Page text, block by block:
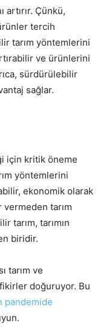
artırır. Çünkü,
tercih
tarım yöntemlerini
ve ürünlerini
sürdürülebilir
sağlar.
için kritik öneme
yöntemlerini
ekonomik olarak
tarım
tarım, tarımın
biridir.
tarım ve
doğuruyor. Bu
pandemide